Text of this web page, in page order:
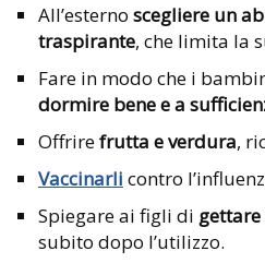
All’esterno scegliere un
traspirante, che limita la
Fare in modo che i
dormire bene e a
Offrirefrutta e verdura,
Vaccinarli contro
Spiegare ai figli di
subito dopo l’utilizzo.